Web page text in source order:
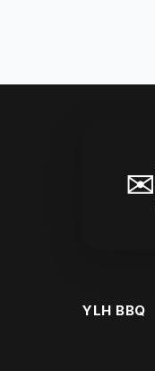
✉
YLH BBQ